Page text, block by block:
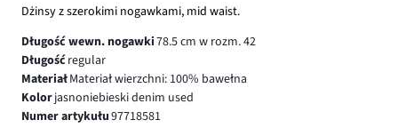
Dżinsy z szerokimi nogawkami, mid waist.
Długość wewn. nogawki78.5 cm w rozm. 42
Długośćregular
MateriałMateriał wierzchni: 100% bawełna
Kolorjasnoniebieski denim used
Numer artykułu97718581